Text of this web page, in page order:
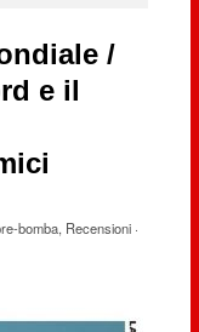
/
e il
bomba, Recensioni·